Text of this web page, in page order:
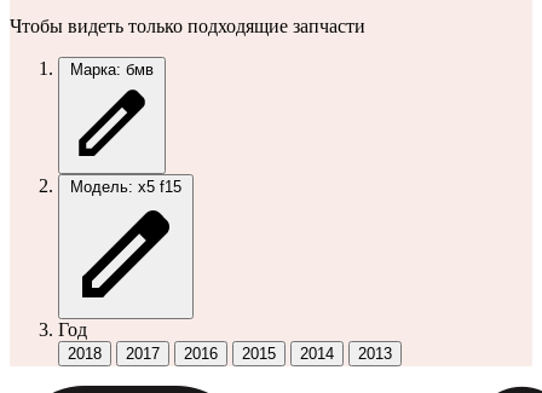
Чтобы видеть только подходящие запчасти
Марка: бмв
Модель: x5 f15
Год
2018 2017 2016 2015 2014 2013